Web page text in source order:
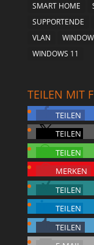
SMART HOME
SUPPORTENDE
VLAN
WINDOWS 11
TEILEN MIT
TEILEN
TEILEN
TEILEN
MERKEN
TEILEN
TEILEN
TEILEN